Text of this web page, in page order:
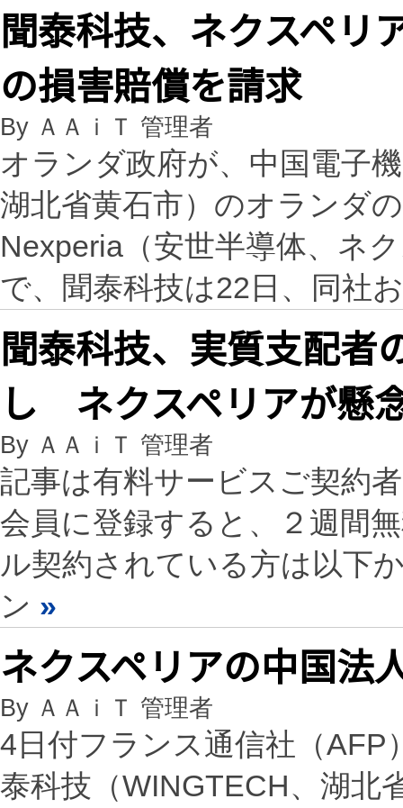
聞泰科技、ネクスペリ
の損害賠償を請求
By ＡＡｉＴ 管理者
オランダ政府が、中国電子
湖北省黄石市）のオランダ
Nexperia（安世半導体、ネ
で、聞泰科技は22日、同社
聞泰科技、実質支配者
し ネクスペリアが懸
By ＡＡｉＴ 管理者
記事は有料サービスご契約
会員に登録すると、２週間
ル契約されている方は以下
ン »
ネクスペリアの中国法
By ＡＡｉＴ 管理者
4日付フランス通信社（AFP
泰科技（WINGTECH、湖北